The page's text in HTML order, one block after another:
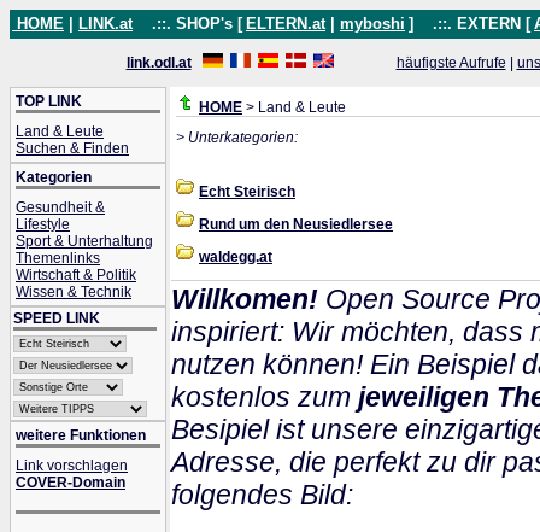
HOME LINK.at .::. SHOP's [ ELTERN.at myboshi ] .::. EXTERN [
link.odl.at häufigste Aufrufe
TOP LINK
Land & Leute
Suchen & Finden
Kategorien
Gesundheit &
Lifestyle
Sport & Unterhaltung
Themenlinks
Wirtschaft & Politik
Wissen & Technik
SPEED LINK
weitere Funktionen
Link vorschlagen
COVER-Domain
HOME > Land & Leute
> Unterkategorien:
Echt Steirisch
Rund um den Neusiedlersee
waldegg.at
Willkomen! Open Source
inspiriert: Wir möchten, dass
nutzen können! Ein Beispiel
kostenlos zum jeweiligen
Besipiel ist unsere
Adresse, die perfekt zu dir
folgendes Bild: